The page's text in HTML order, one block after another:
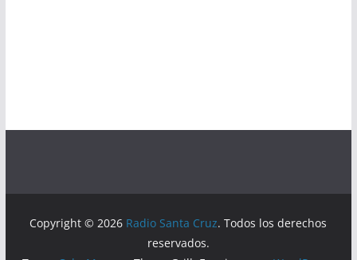
Copyright © 2026 Radio Santa Cruz. Todos los derechos
reservados.